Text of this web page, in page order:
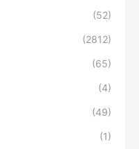
(52)
(2812)
(65)
(4)
(49)
(1)